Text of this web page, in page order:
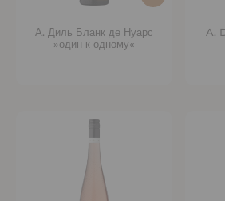
А. Диль Бланк де Нуарс
»один к одному«
A.